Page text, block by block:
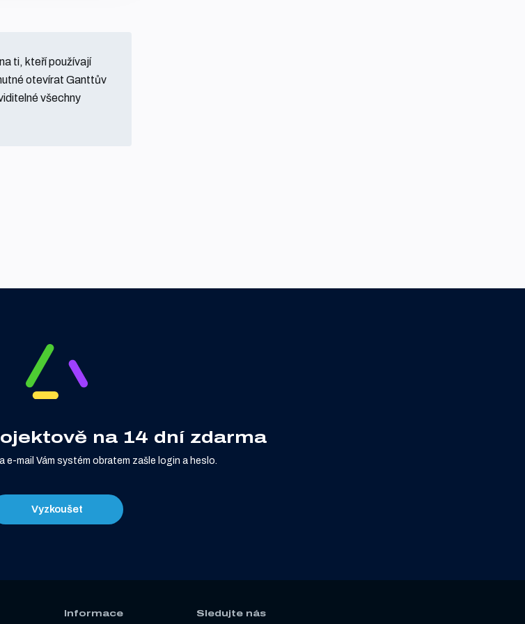
ti, kteří používají
otevírat Ganttův
všechny
na 14 dní zdarma
e-mail Vám systém obratem zašle login a heslo.
Vyzkoušet
Informace Sledujte nás